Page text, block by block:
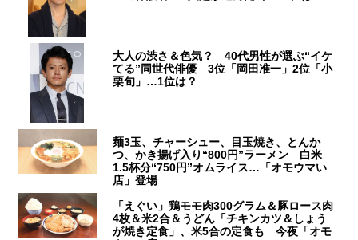
大人の渋さ＆色気？ 40代男性が選ぶ“イケ
てる”同世代俳優 3位「岡田准一」2位「小
栗旬」…1位は？
麺3玉、チャーシュー、目玉焼き、とんか
つ、かき揚げ入り“800円”ラーメン 白米
1.5杯分“750円”オムライス…「オモウマい
店」登場
「えぐい」鶏モモ肉300グラム＆豚ロース肉
4枚＆米2合＆うどん「チキンカツ＆しょう
が焼き定食」、米5合の定食も 今夜「オモ